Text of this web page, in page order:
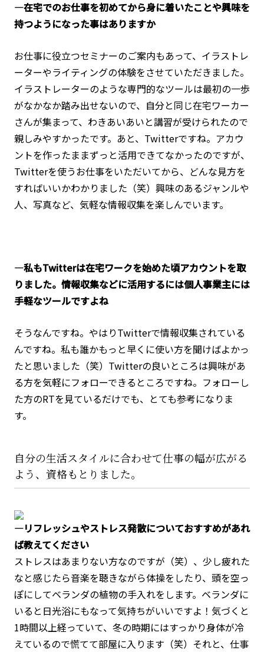
―在宅でのお仕事を初めてから身に着いたことや興味を
持つようになった事はありますか
お仕事に役立つセミナーのご案内もあって、イラストレ
ーターやライティングの体験をさせていただきました。
イラストレーターのような専門的なツールは最初の一歩
がなかなか踏み出せないので、自分と同じ在宅ワーカー
さんが集まって、わきあいあいと講習が受けられたので
親しみやすかったです。あと、Twitterですね。アカウ
ントを作ったままずっと活用できてなかったのですが、
Twitterを使うお仕事をいただいてから、どんな見方を
すればいいかわかりました（笑）興味のあるジャンルや
人、写真など、気軽な情報収集を楽しんでいます。
―私もTwitterは在宅ワークを始めた頃アカウントを取
りました。情報収集などに活用するには個人事業主には
手軽なツールですよね
そうなんですね。やはりTwitterで情報収集されている
んですね。私も誰かもっと早くに使い方を聞けばよかっ
たと思いました（笑）Twitterの良いところは興味があ
る方を気軽にフォローできるところですね。フォローし
た方のRTを見ているだけでも、とても参考になりま
す。
自分の生活スタイルに合わせて仕事の幅が広がる
よう、資格もとりました。
―リフレッシュやストレス発散についておすすめがあれ
ば教えてください
ストレスはあまりない方なのですが（笑）、少し疲れた
なと感じたら音楽を聴きながら体操をしたり、頭を空っ
ぽにしてベランダの植物の手入れをします。ベランダに
いると日光浴にもなって気持ちがいいですよ！気づくと
1時間以上経っていて、冬の時期にはすっかり身体が冷
えているので慌てて部屋に入ります（笑）それと、仕事